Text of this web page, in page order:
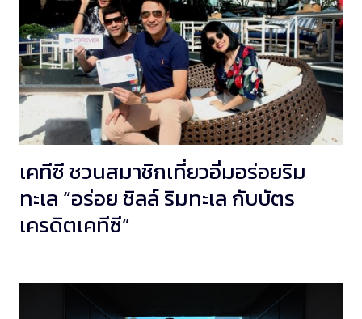
เคทีซี ชวนสมาชิกเที่ยวอิ่มอร่อยริม
ทะเล “อร่อย ชิลล์ ริมทะเล กับบัตร
เครดิตเคทีซี”